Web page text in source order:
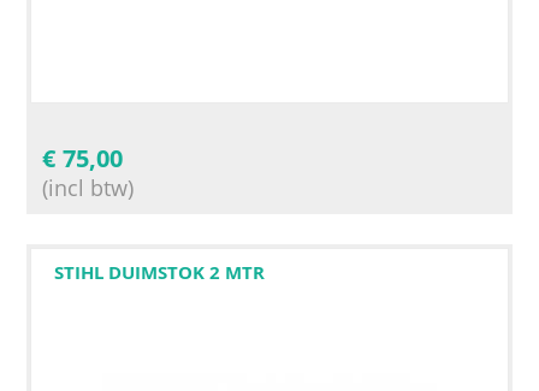
€ 75,00
(incl btw)
STIHL DUIMSTOK 2 MTR